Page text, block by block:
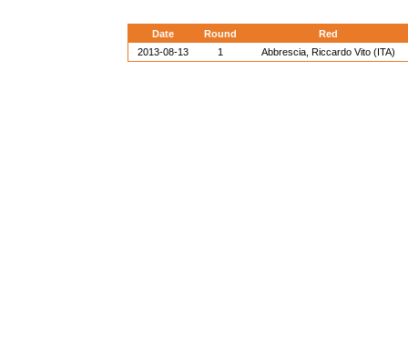
Date Round
Red
2013-08-13
1 Abbrescia, Riccardo Vito (ITA)